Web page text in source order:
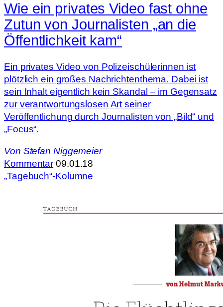
Wie ein privates Video fast ohne
Zutun von Journalisten „an die
Öffentlichkeit kam“
Ein privates Video von Polizeischülerinnen ist
plötzlich ein großes Nachrichtenthema. Dabei ist
sein Inhalt eigentlich kein Skandal – im Gegensatz
zur verantwortungslosen Art seiner
Veröffentlichung durch Journalisten von „Bild“ und
„Focus“.
Von Stefan Niggemeier
Kommentar 09.01.18
„Tagebuch“-Kolumne